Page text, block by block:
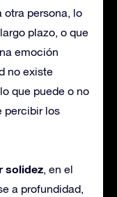
otra persona, lo
plazo, o que
emoción
no existe
que puede o no
percibir los
solidez, en el
a profundidad,